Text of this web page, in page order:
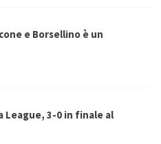
e Borsellino è un
League, 3-0 in finale al